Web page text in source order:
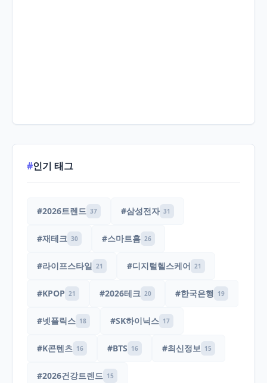
#인기 태그
#2026트렌드 37 #삼성전자 31
#재테크 30 #스마트홈 26
#라이프스타일 21 #디지털헬스케어 21
#KPOP 21 #2026테크 20 #한국은행 19
#넷플릭스 18 #SK하이닉스 17
#K콘텐츠 16 #BTS 16 #최신정보 15
#2026건강트렌드 15